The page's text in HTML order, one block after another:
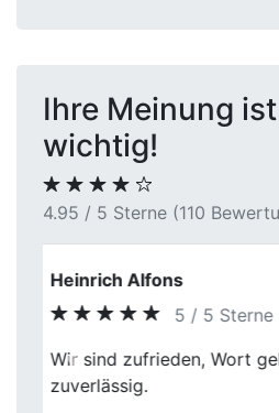
Ihre Meinung
wichtig!
4.95 / 5 Sterne (110
Julia M.
5 / 5 Sterne
Meinen alten Wagen hier
eine rundum fantastische
Previous